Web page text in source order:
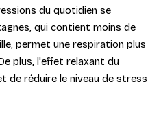
du quotidien se
qui contient moins de
permet une respiration plus
plus, l'effet relaxant du
de réduire le niveau de stress